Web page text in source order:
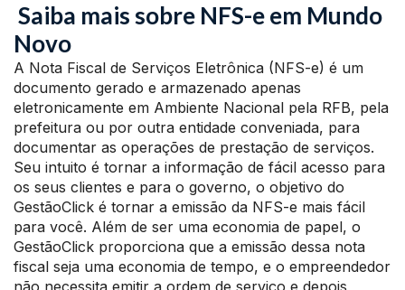
Saiba mais sobre NFS-e em Mundo
Novo
A Nota Fiscal de Serviços Eletrônica (NFS-e) é um
documento gerado e armazenado apenas
eletronicamente em Ambiente Nacional pela RFB, pela
prefeitura ou por outra entidade conveniada, para
documentar as operações de prestação de serviços.
Seu intuito é tornar a informação de fácil acesso para
os seus clientes e para o governo, o objetivo do
GestãoClick é tornar a emissão da NFS-e mais fácil
para você. Além de ser uma economia de papel, o
GestãoClick proporciona que a emissão dessa nota
fiscal seja uma economia de tempo, e o empreendedor